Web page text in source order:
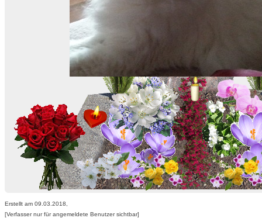
Erstellt am 09.03.2018,
[Verfasser nur für angemeldete Benutzer sichtbar]